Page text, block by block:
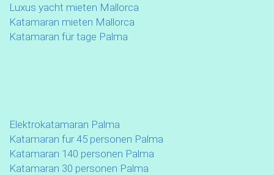
Luxus yacht mieten Mallorca
Katamaran mieten Mallorca
Katamaran für tage Palma
Elektrokatamaran Palma
Katamaran fur 45 personen Palma
Katamaran 140 personen Palma
Katamaran 30 personen Palma